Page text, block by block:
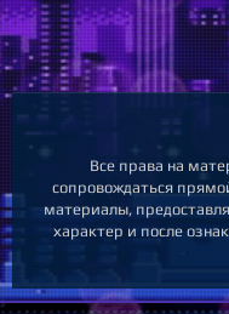
Все права на
сопровождаться
материалы,
характер и после